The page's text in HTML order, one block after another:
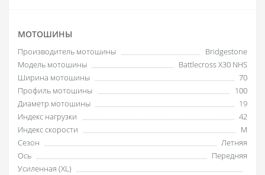
МОТОШИНЫ
Производитель мотошины
Bridgestone
Модель мотошины
Battlecross X30 NHS
Ширина мотошины
70
Профиль мотошины
100
Диаметр мотошины
19
Индекс нагрузки
42
Индекс скорости
M
Сезон
Летняя
Ось
Передняя
Усиленная (XL)